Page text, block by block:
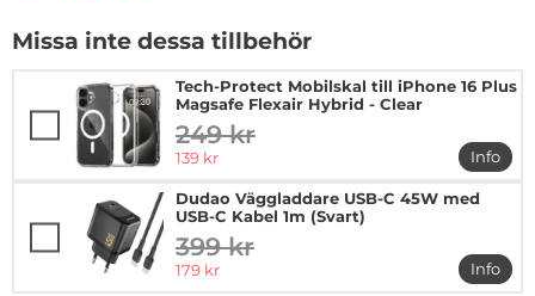
Missa inte dessa tillbehör
Tech-Protect Mobilskal till iPhone 16 Plus
Magsafe Flexair Hybrid - Clear
tidigare pris
249 kr
rea pris
139 kr
Info
mer
Dudao Väggladdare USB-C 45W med
USB-C Kabel 1m (Svart)
tidigare pris
399 kr
rea pris
179 kr
Info
mer